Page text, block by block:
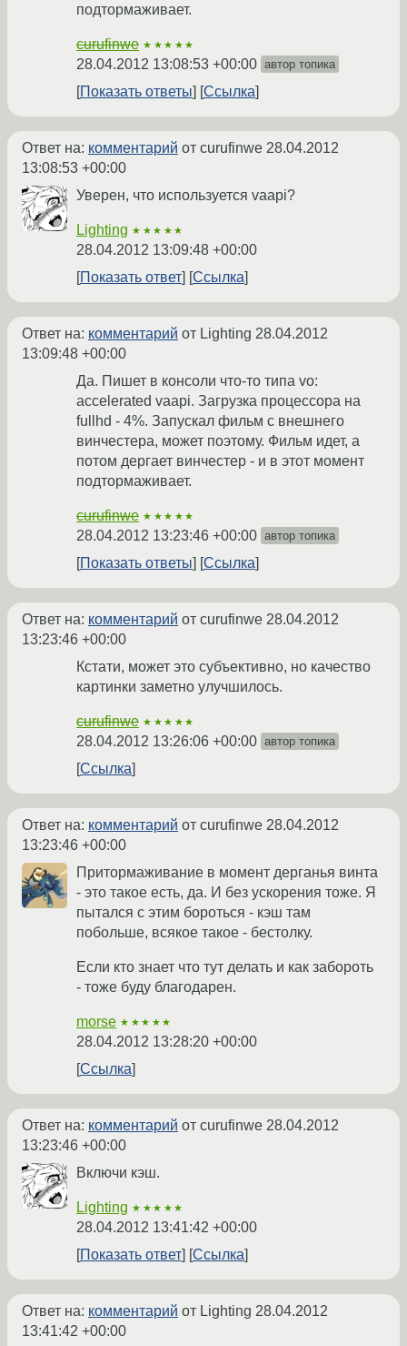
подтормаживает.
curufinwe ★★★★★
28.04.2012 13:08:53 +00:00 автор топика
Показать ответы Ссылка
Ответ на: комментарий от curufinwe 28.04.2012
13:08:53 +00:00
Уверен, что используется vaapi?
Lighting ★★★★★
28.04.2012 13:09:48 +00:00
Показать ответ
Ссылка
Ответ на: комментарий от Lighting 28.04.2012
13:09:48 +00:00
Да. Пишет в консоли что-то типа vo:
accelerated vaapi. Загрузка процессора на
fullhd - 4%. Запускал фильм с внешнего
винчестера, может поэтому. Фильм идет, а
потом дергает винчестер - и в этот момент
подтормаживает.
curufinwe ★★★★★
28.04.2012 13:23:46 +00:00 автор топика
Показать ответы Ссылка
Ответ на: комментарий от curufinwe 28.04.2012
13:23:46 +00:00
Кстати, может это субъективно, но качество
картинки заметно улучшилось.
curufinwe ★★★★★
28.04.2012 13:26:06 +00:00 автор топика
Ссылка
Ответ на: комментарий от curufinwe 28.04.2012
13:23:46 +00:00
Притормаживание в момент дерганья винта
- это такое есть, да. И без ускорения тоже. Я
пытался с этим бороться - кэш там
побольше, всякое такое - бестолку.
Если кто знает что тут делать и как забороть
- тоже буду благодарен.
morse ★★★★★
28.04.2012 13:28:20 +00:00
Ссылка
Ответ на: комментарий от curufinwe 28.04.2012
13:23:46 +00:00
Включи кэш.
Lighting ★★★★★
28.04.2012 13:41:42 +00:00
Показать ответ
Ссылка
Ответ на: комментарий от Lighting 28.04.2012
13:41:42 +00:00